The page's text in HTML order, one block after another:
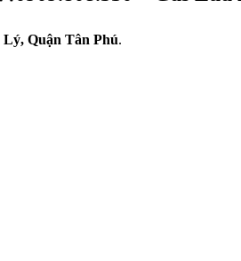
Quận Tân Phú.